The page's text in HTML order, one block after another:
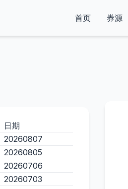
首页 券源
日期
20260807
20260805
20260706
20260703